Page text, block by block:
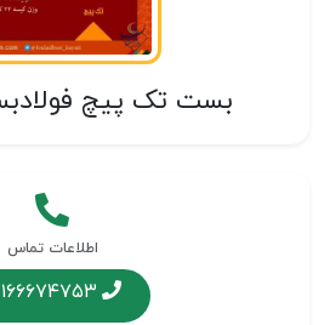
بست تک پیچ
اطلاعات تماس